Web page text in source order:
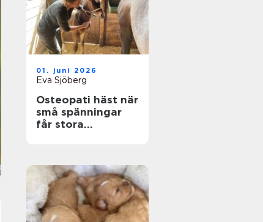
01. juni 2026
Eva Sjöberg
Osteopati häst när
små spänningar
får stora